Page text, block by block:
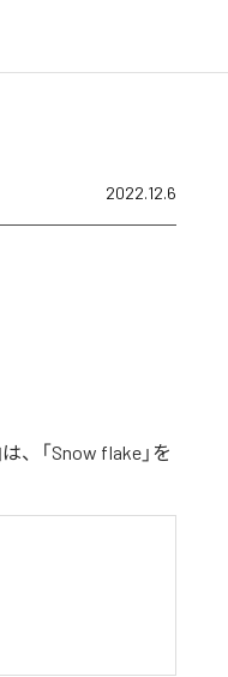
2022.12.6
、「Snow flake」を